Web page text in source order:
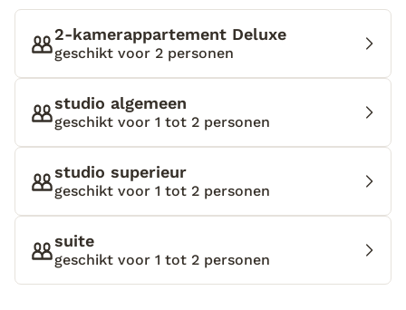
uit over de zee. Ik moet denken aan die avond dat ik
haar voor het eerst ontmoette, bij een
theatervoorstelling hier niet ver vandaan. In de
ondergaande zon, buiten tussen de locals en het
toneel, raakten we in gesprek. Wauw, wat een warm
en bijzonder mens, dacht ik nog. Aan het einde van
de avond nodigde ze me uit bij haar thuis. Want, zo
zei ze: "Bij mij kom je thuis." En dat dat ook zo is,
ontdekte ik meteen. Maar er is nog iets extra’s: je
komt hier bijzonder thuis. Want ook hier laat de
alsof je je waant op het meest rustgevende en
dobberende huis op de oceaan. Overal is een mooi
2-kamerappartement Deluxe
geschikt voor 2 personen
studio algemeen
geschikt voor 1 tot 2 personen
studio superieur
geschikt voor 1 tot 2 personen
suite
geschikt voor 1 tot 2 personen